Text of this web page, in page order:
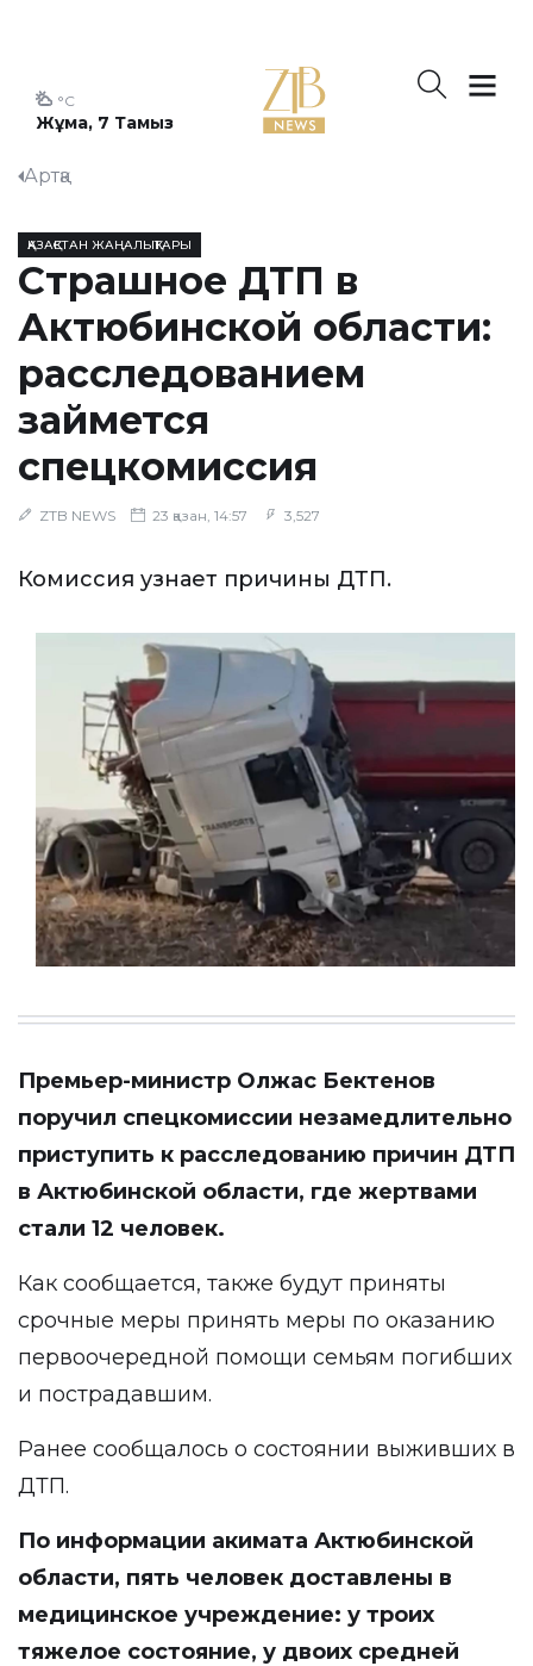
Жұма, 7 Тамыз
°C
Артқа
ҚАЗАҚСТАН ЖАҢАЛЫҚТАРЫ
Страшное ДТП в
Актюбинской области:
расследованием
займется
спецкомиссия
ZTB NEWS 23 қазан, 14:57 3,527
Комиссия узнает причины ДТП.
Премьер-министр Олжас Бектенов
поручил спецкомиссии незамедлительно
приступить к расследованию причин ДТП
в Актюбинской области, где жертвами
стали 12 человек.
Как сообщается, также будут приняты
срочные меры принять меры по оказанию
первоочередной помощи семьям погибших
и пострадавшим.
Ранее сообщалось о состоянии выживших в
ДТП.
По информации акимата Актюбинской
области, пять человек доставлены в
медицинское учреждение: у троих
тяжелое состояние, у двоих средней